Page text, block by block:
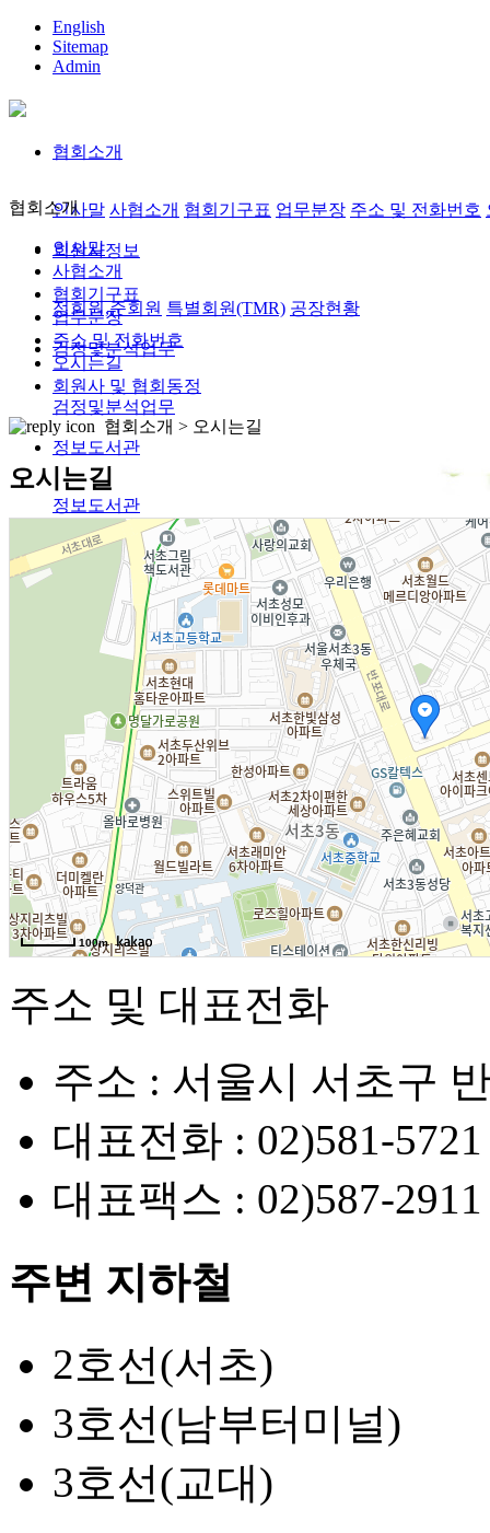
English
Sitemap
Admin
협회소개
인사말 사협소개 협회기구표 업무분장 주소 및 전화번호
회원사정보
정회원,준회원 특별회원(TMR) 공장현황
검정및분석업무
검정및분석업무
정보도서관
정보도서관
알림광장
알림사항 FAQ 인사채용/입찰공고 사협게시판 영상자료
Magazine
격월간사료
협회소개
인사말
사협소개
협회기구표
업무분장
주소 및 전화번호
오시는길
회원사 및 협회동정
협회소개 > 오시는길
오시는길
100m
주소 및 대표전화
주소 : 서울시 서초구
대표전화 : 02)581-5721
대표팩스 : 02)587-2911
주변 지하철
2호선(서초)
3호선(남부터미널)
3호선(교대)